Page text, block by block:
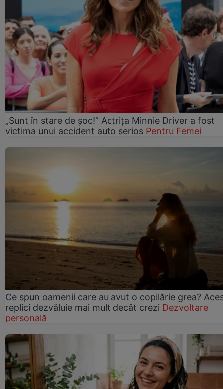
„Sunt în stare de șoc!” Actrița Minnie Driver a fost
victima unui accident auto serios Pentru Femei
Ce spun oamenii care au avut o copilărie grea?
replici dezvăluie mai mult decât crezi Dezvoltare
personală